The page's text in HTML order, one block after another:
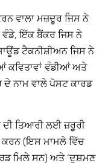
ਵਾਲਾ ਮਜ਼ਦੂਰ ਜਿਸ ਨੇ
ਵੰਡੇ, ਇੱਕ ਬੈਂਕਰ ਜਿਸ ਨੇ
ਟੈਕਨੀਸ਼ੀਅਨ ਜਿਸ ਨੇ
ਕਵਿਤਾਵਾਂ ਵੰਡੀਆਂ ਅਤੇ
ਨਾਮ ਵਾਲੇ ਪੋਸਟ ਕਾਰਡ
ਦੀ ਤਿਆਰੀ ਲਈ ਜ਼ਰੂਰੀ
ਕਰਨ (ਇਸ ਮਾਮਲੇ ਵਿੱਚ
ਮਿਲੇ ਸਨ) ਅਤੇ ‘ਦੁਸ਼ਮਣ